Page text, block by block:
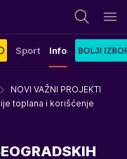
Sport Info
NOVI VAŽNI PROJEKTI
toplana i korišćenje